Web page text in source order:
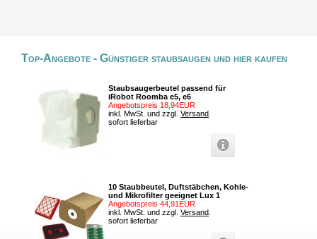
Top-Angebote - Günstiger staubsaugen und hier kaufen
Staubsaugerbeutel passend für
iRobot Roomba e5, e6
Angebotspreis 18,94EUR
inkl. MwSt. und zzgl. Versand
sofort lieferbar
10 Staubbeutel, Duftstäbchen, Kohle-
und Mikrofilter geeignet Lux 1
Angebotspreis 44,91EUR
inkl. MwSt. und zzgl. Versand
sofort lieferbar